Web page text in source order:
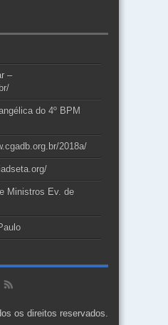
–
do 4º BPM
2018a/
Ministros Ev. de
os direitos reservados.